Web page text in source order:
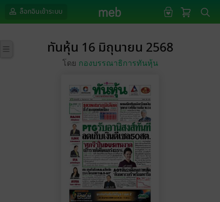
ล็อกอินเข้าระบบ
ทันหุ้น 16 มิถุนายน 2568
โดย กองบรรณาธิการทันหุ้น